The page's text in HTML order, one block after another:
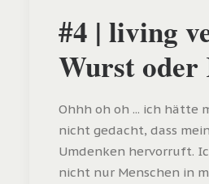
#4 | living
Wurst oder
Ohhh oh oh ... ich hätte
nicht gedacht, dass
Umdenken hervorruft.
nicht nur Menschen in